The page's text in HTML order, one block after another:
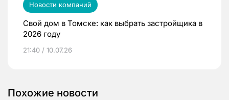
Новости компаний
Свой дом в Томске: как выбрать застройщика в
2026 году
21:40 / 10.07.26
Похожие новости